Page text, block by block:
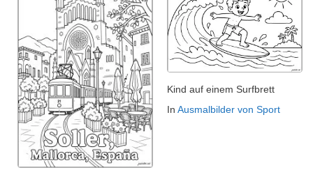
Kind auf einem Surfbrett
In Ausmalbilder von Sport